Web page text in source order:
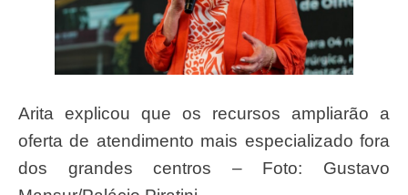
Arita explicou que os recursos ampliarão a
oferta de atendimento mais especializado fora
dos grandes centros – Foto: Gustavo